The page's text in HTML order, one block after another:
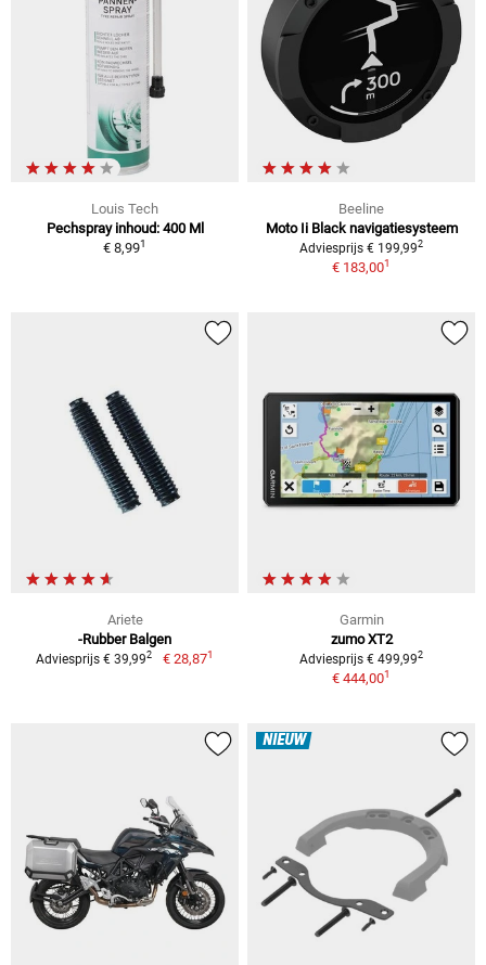
Louis Tech
Pechspray inhoud: 400 Ml
€ 8,991
Beeline
Moto Ii Black navigatiesysteem
Adviesprijs € 199,992
€ 183,001
Ariete
-Rubber Balgen
Adviesprijs € 39,992 € 28,871
Garmin
zumo XT2
Adviesprijs € 499,992
€ 444,001
NIEUW